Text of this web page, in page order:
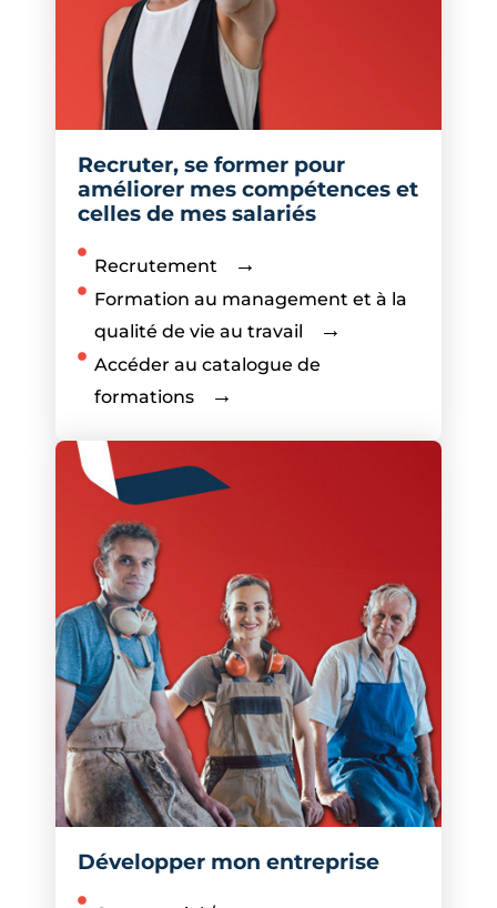
Recruter, se former pour
améliorer mes compétences et
celles de mes salariés
Recrutement
Formation au management et à la
qualité de vie au travail
Accéder au catalogue de
formations
Développer mon entreprise